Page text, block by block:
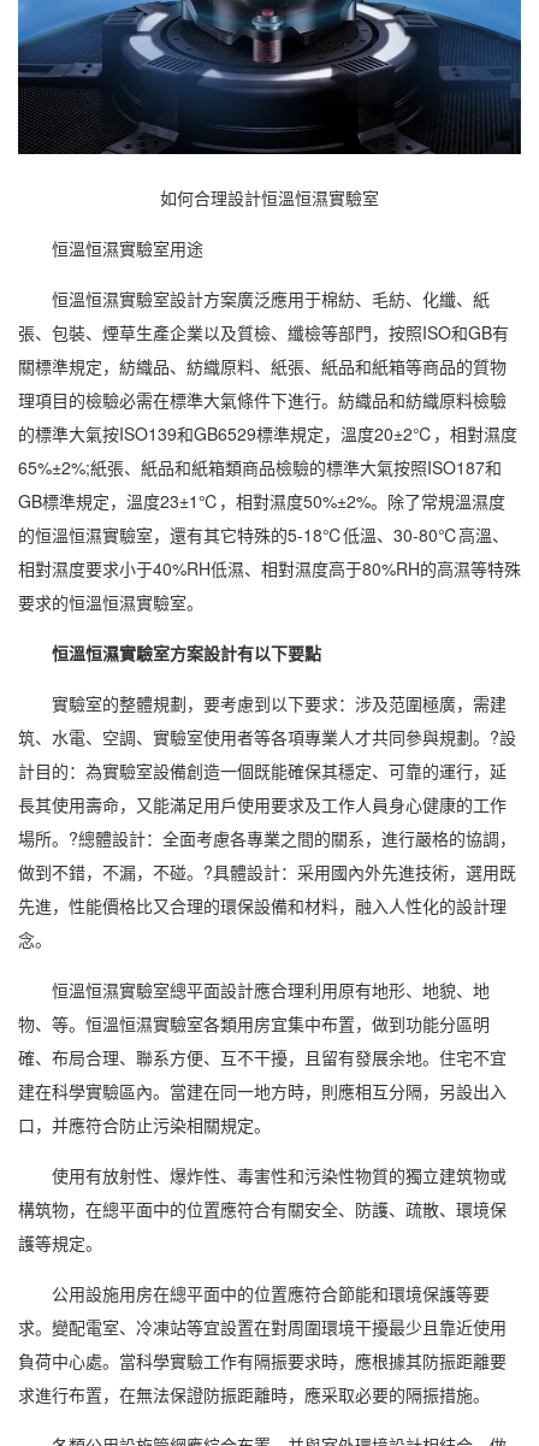
如何合理設計恒溫恒濕實驗室
恒溫恒濕實驗室用途
恒溫恒濕實驗室設計方案廣泛應用于棉紡、毛紡、化纖、紙
張、包裝、煙草生產企業以及質檢、纖檢等部門，按照ISO和GB有
關標準規定，紡織品、紡織原料、紙張、紙品和紙箱等商品的質物
理項目的檢驗必需在標準大氣條件下進行。紡織品和紡織原料檢驗
的標準大氣按ISO139和GB6529標準規定，溫度20±2℃，相對濕度
65%±2%;紙張、紙品和紙箱類商品檢驗的標準大氣按照ISO187和
GB標準規定，溫度23±1℃， 相對濕度50%±2%。除了常規溫濕度
的恒溫恒濕實驗室，還有其它特殊的5-18℃低溫、30-80℃高溫、
相對濕度要求小于40%RH低濕、相對濕度高于80%RH的高濕等特殊
要求的恒溫恒濕實驗室。
恒溫恒濕實驗室方案設計有以下要點
實驗室的整體規劃，要考慮到以下要求：涉及范圍極廣，需建
筑、水電、 空調、實驗室使用者等各項專業人才共同參與規劃。?設
計目的：為實驗室設備創造一個既能確保其穩定、可靠的運行，延
長其使用壽命，又能滿足用戶使用要求及工作人員身心健康的工作
場所。?總體設計：全面考慮各專業之間的關系，進行嚴格的協調，
做到不錯，不漏，不碰。?具體設計：采用國內外先進技術，選用既
先進，性能價格比又合理的環保設備和材料，融入人性化的設計理
念。
恒溫恒濕實驗室總平面設計應合理利用原有地形、地貌、地
物、等。恒溫恒濕實驗室各類用房宜集中布置，做到功能分區明
確、布局合理、聯系方便、互不干擾，且留有發展余地。住宅不宜
建在科學實驗區內。當建在同一地方時，則應相互分隔，另設出入
口，并應符合防止污染相關規定。
使用有放射性、爆炸性、毒害性和污染性物質的獨立建筑物或
構筑物，在總平面中的位置應符合有關安全、防護、疏散、環境保
護等規定。
公用設施用房在總平面中的位置應符合節能和環境保護等要
求。變配電室、冷凍站等宜設置在對周圍環境干擾最少且靠近使用
負荷中心處。當科學實驗工作有隔振要求時，應根據其防振距離要
求進行布置，在無法保證防振距離時，應采取必要的隔振措施。